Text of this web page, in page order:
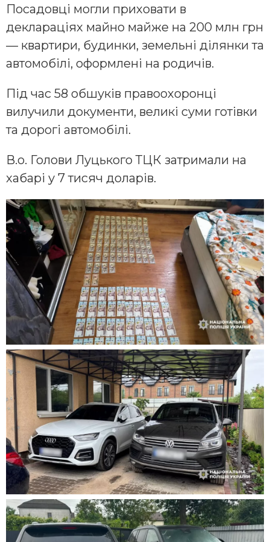
Посадовці могли приховати в
деклараціях майно майже на 200 млн грн
— квартири, будинки, земельні ділянки та
автомобілі, оформлені на родичів.
Під час 58 обшуків правоохоронці
вилучили документи, великі суми готівки
та дорогі автомобілі.
В.о. Голови Луцького ТЦК затримали на
хабарі у 7 тисяч доларів.